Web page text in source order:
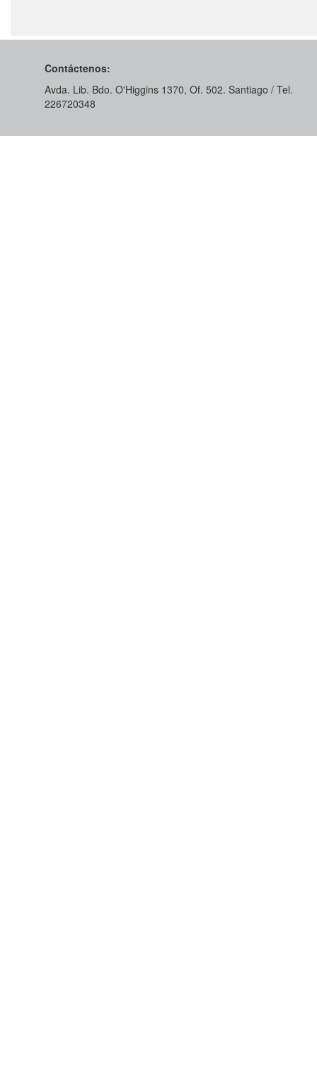
Contáctenos:
Avda. Lib. Bdo. O'Higgins 1370, Of. 502. Santiago / Tel.
226720348